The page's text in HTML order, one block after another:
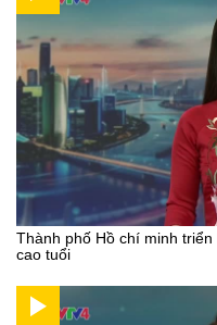
Thành phố Hồ chí minh
cao tuổi